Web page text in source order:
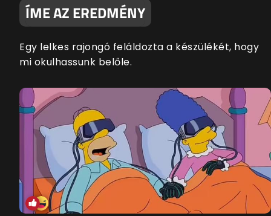
ÍME AZ EREDMÉNY
Egy lelkes rajongó feláldozta a készülékét, hogy
mi okulhassunk belőle.